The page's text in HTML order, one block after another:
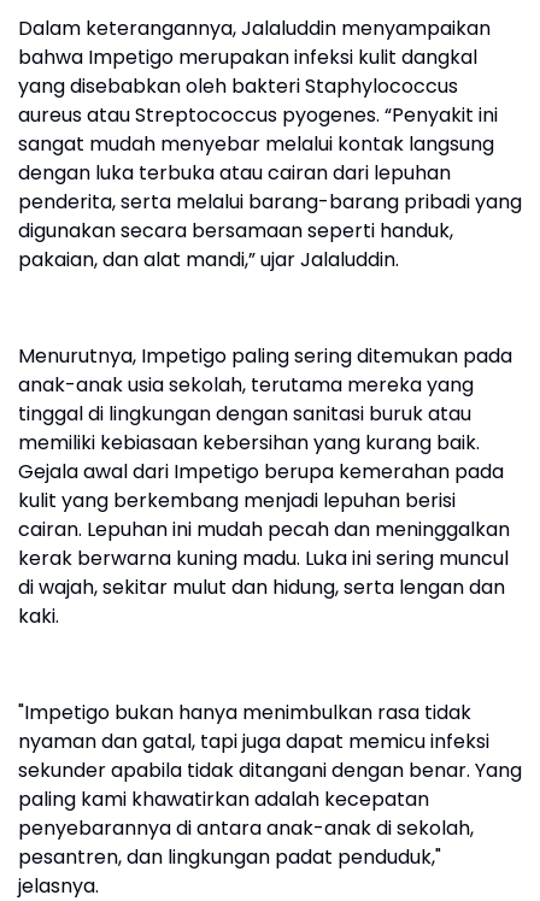
Dalam keterangannya, Jalaluddin menyampaikan
bahwa Impetigo merupakan infeksi kulit dangkal
yang disebabkan oleh bakteri Staphylococcus
aureus atau Streptococcus pyogenes. “Penyakit ini
sangat mudah menyebar melalui kontak langsung
dengan luka terbuka atau cairan dari lepuhan
penderita, serta melalui barang-barang pribadi yang
digunakan secara bersamaan seperti handuk,
pakaian, dan alat mandi,” ujar Jalaluddin.
Menurutnya, Impetigo paling sering ditemukan pada
anak-anak usia sekolah, terutama mereka yang
tinggal di lingkungan dengan sanitasi buruk atau
memiliki kebiasaan kebersihan yang kurang baik.
Gejala awal dari Impetigo berupa kemerahan pada
kulit yang berkembang menjadi lepuhan berisi
cairan. Lepuhan ini mudah pecah dan meninggalkan
kerak berwarna kuning madu. Luka ini sering muncul
di wajah, sekitar mulut dan hidung, serta lengan dan
kaki.
"Impetigo bukan hanya menimbulkan rasa tidak
nyaman dan gatal, tapi juga dapat memicu infeksi
sekunder apabila tidak ditangani dengan benar. Yang
paling kami khawatirkan adalah kecepatan
penyebarannya di antara anak-anak di sekolah,
pesantren, dan lingkungan padat penduduk,"
jelasnya.